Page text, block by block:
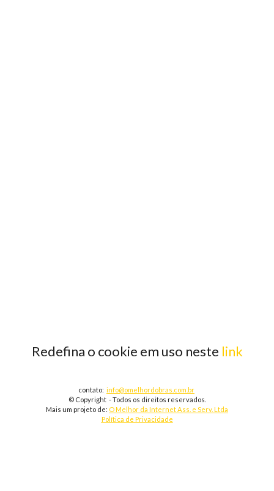
Redefina o cookie em uso neste link
contato: info@omelhordobras.com.br
© Copyright - Todos os direitos reservados.
Mais um projeto de: O Melhor da Internet Ass. e Serv. Ltda
Política de Privacidade